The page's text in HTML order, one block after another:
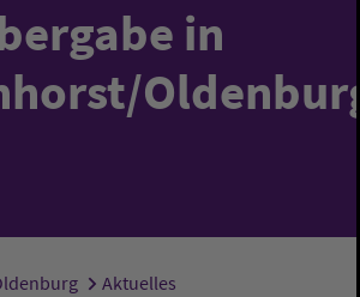
in
Aktuelles